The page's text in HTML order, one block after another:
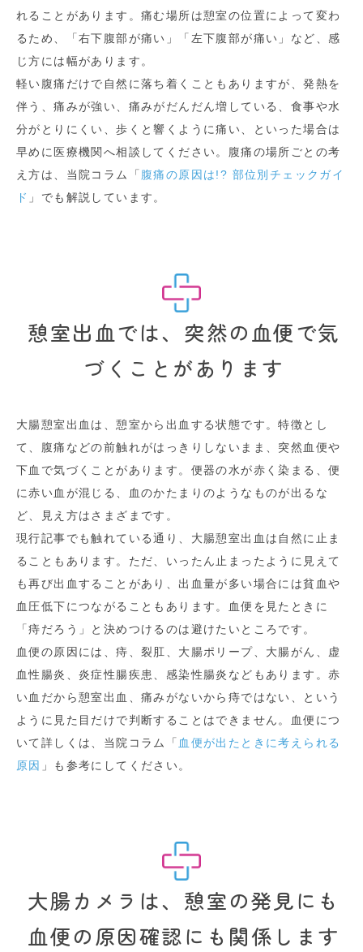
れることがあります。痛む場所は憩室の位置によって変わ
るため、「右下腹部が痛い」「左下腹部が痛い」など、感
じ方には幅があります。
軽い腹痛だけで自然に落ち着くこともありますが、発熱を
伴う、痛みが強い、痛みがだんだん増している、食事や水
分がとりにくい、歩くと響くように痛い、といった場合は
早めに医療機関へ相談してください。腹痛の場所ごとの考
え方は、当院コラム「 腹痛の原因は!? 部位別チェックガイ
ド 」でも解説しています。
憩室出血では、突然の血便で気
づくことがあります
大腸憩室出血は、憩室から出血する状態です。特徴とし
て、腹痛などの前触れがはっきりしないまま、突然血便や
下血で気づくことがあります。便器の水が赤く染まる、便
に赤い血が混じる、血のかたまりのようなものが出るな
ど、見え方はさまざまです。
現行記事でも触れている通り、大腸憩室出血は自然に止ま
ることもあります。ただ、いったん止まったように見えて
も再び出血することがあり、出血量が多い場合には貧血や
血圧低下につながることもあります。血便を見たときに
「痔だろう」と決めつけるのは避けたいところです。
血便の原因には、痔、裂肛、大腸ポリープ、大腸がん、虚
血性腸炎、炎症性腸疾患、感染性腸炎などもあります。赤
い血だから憩室出血、痛みがないから痔ではない、という
ように見た目だけで判断することはできません。血便につ
いて詳しくは、当院コラム「 血便が出たときに考えられる
原因 」も参考にしてください。
大腸カメラは、憩室の発見にも
血便の原因確認にも関係します